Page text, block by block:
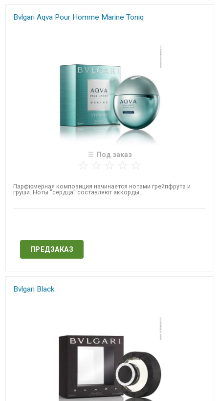
Bvlgari Aqva Pour Homme Marine Toniq
Под заказ
Парфюмерная композиция начинается нотами грейпфрута и
груши. Ноты "сердца" составляют аккорды...
ПРЕДЗАКАЗ
Bvlgari Black